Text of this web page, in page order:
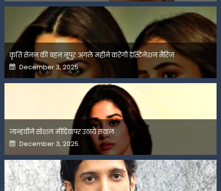
कृति सेनन की बहन नूपुर अगले महीने करेंगी डेस्टिनेशन मैरिज
Posted
on
December 3, 2025
जान्हवीने सोशल मीडियापर उठाये सवाल
Posted
on
December 3, 2025